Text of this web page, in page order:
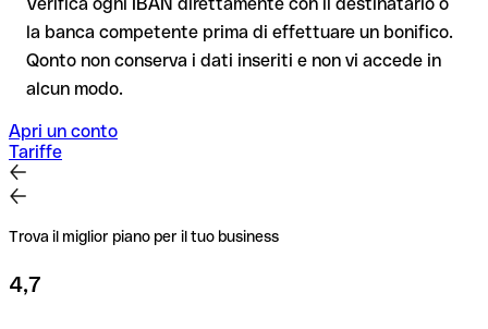
Consiglio: verifica ogni IBAN prima di un bonifico con il nostro
per importi elevati o nuovi rapporti commerciali.
la banca competente prima di effettuare un bonifico.
Qonto non conserva i dati inseriti e non vi accede in
alcun modo.
Apri un conto
Tariffe
Trova il miglior piano per il tuo business
4,7